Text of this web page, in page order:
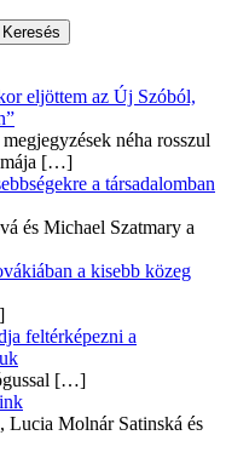
eljöttem az Új Szóból,
néha rosszul
[…]
a társadalomban
és Michael Szatmary a
a kisebb közeg
feltérképezni a
[…]
Molnár Satinská és